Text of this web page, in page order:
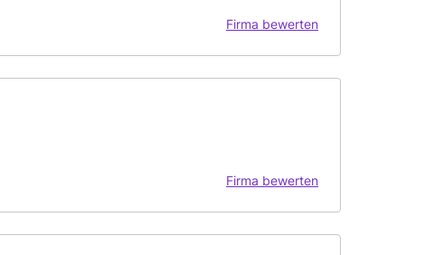
Firma bewerten
Firma bewerten